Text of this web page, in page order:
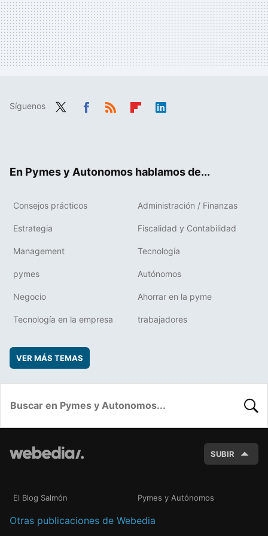
Síguenos
En Pymes y Autonomos hablamos de...
Consejos prácticos Administración / Finanzas
Estrategia Fiscalidad y Contabilidad
Management Tecnología
pymes Autónomos
Negocio Ahorrar en la pyme
Tecnología en la empresa trabajadores
VER MÁS TEMAS
SUBIR
El Blog Salmón Pymes y Autónomos
Otras publicaciones de Webedia